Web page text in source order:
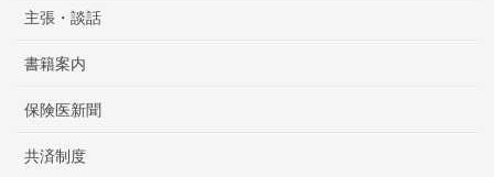
主張・談話
書籍案内
保険医新聞
共済制度